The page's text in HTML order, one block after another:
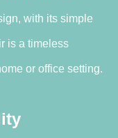
with its simple
is a timeless
or office setting.